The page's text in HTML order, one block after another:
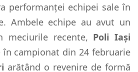
performanței echipei sale în
Ambele echipe au avut un
meciurile recente, Poli Iași
în campionat din 24 februarie
arătând o revenire de formă